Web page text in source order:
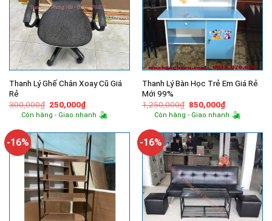
Thanh Lý Ghế Chân Xoay Cũ Giá
Rẻ
300,000₫ Giá
gốc
là:
250,000₫Giá
hiện
tại
250,000₫.
Còn hàng - Giao nhanh
Thanh Lý Bàn Học Trẻ Em Giá Rẻ
Mới 99%
1,250,000₫ Giá
gốc
là:
850,000₫Giá
hiện
tại
850,000₫.
Còn hàng - Giao nhanh
-16% -16%